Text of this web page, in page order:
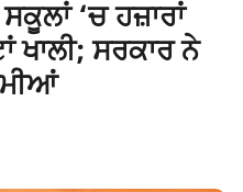
‘ਚ ਹਜ਼ਾਰਾਂ
ਖਾਲੀ; ਸਰਕਾਰ ਨੇ